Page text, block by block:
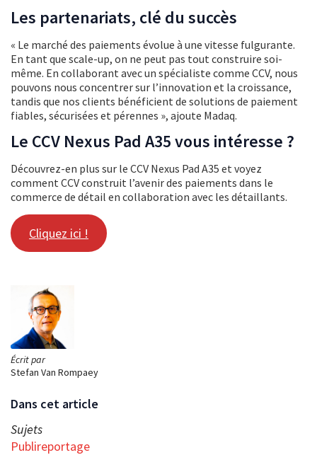
Écrit par
Stefan Van Rompaey
Dans cet article
Sujets
Publireportage
Les partenariats, clé du succès
« Le marché des paiements évolue à une vitesse fulgurante.
En tant que scale-up, on ne peut pas tout construire soi-
même. En collaborant avec un spécialiste comme CCV, nous
pouvons nous concentrer sur l’innovation et la croissance,
tandis que nos clients bénéficient de solutions de paiement
fiables, sécurisées et pérennes », ajoute Madaq.
Le CCV Nexus Pad A35 vous intéresse ?
Découvrez-en plus sur le CCV Nexus Pad A35 et voyez
comment CCV construit l’avenir des paiements dans le
commerce de détail en collaboration avec les détaillants.
Cliquez ici !